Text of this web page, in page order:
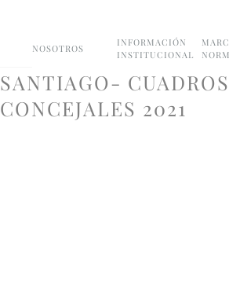
NOSOTROS
INFORMACIÓN
INSTITUCIONAL
SANTIAGO-
CONCEJALES 2021